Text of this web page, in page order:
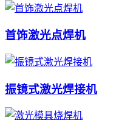
首饰激光点焊机
振镜式激光焊接机